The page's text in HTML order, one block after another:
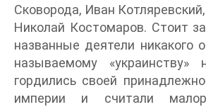
Сковорода, Иван
Николай Костомаров. Стоит
названные деятели никакого
называемому
гордились своей
империи и считали